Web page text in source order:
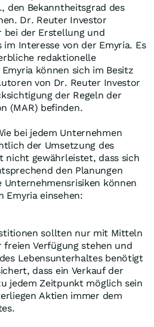
den Bekanntheitsgrad des
Dr. Reuter Investor
bei der Erstellung und
Interesse von der Emyria. Es
redaktionelle
können sich im Besitz
von Dr. Reuter Investor
der Regeln der
(MAR) befinden.
bei jedem Unternehmen
der Umsetzung des
nicht gewährleistet, dass sich
den Planungen
Unternehmensrisiken können
Emyria einsehen:
sollten nur mit Mitteln
Verfügung stehen und
Lebensunterhaltes benötigt
dass ein Verkauf der
jedem Zeitpunkt möglich sein
Aktien immer dem